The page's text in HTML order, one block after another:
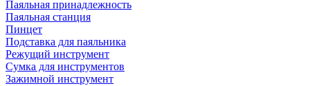
Паяльная принадлежность
Паяльная станция
Пинцет
Подставка для паяльника
Режущий инструмент
Сумка для инструментов
Зажимной инструмент